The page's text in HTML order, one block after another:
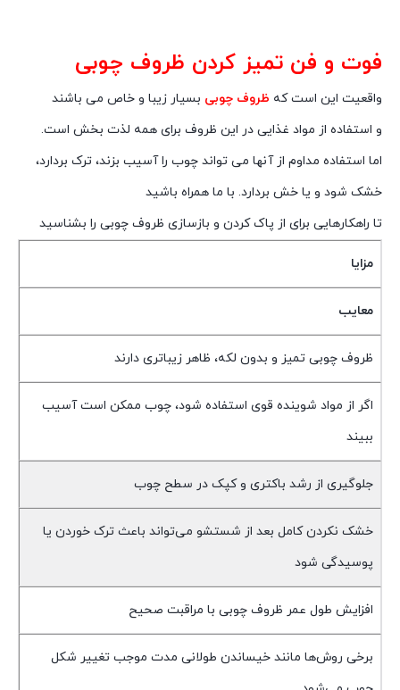
فوت و فن تمیز کردن ظروف چوبی
واقعیت این است که ظروف چوبی بسیار زیبا و خاص می باشند
و استفاده از مواد غذایی در این ظروف برای همه لذت بخش است.
اما استفاده مداوم از آنها می تواند چوب را آسیب بزند، ترک بردارد،
خشک شود و یا خش بردارد. با ما همراه باشید
تا راهکارهایی برای از پاک کردن و بازسازی ظروف چوبی را بشناسید
مزایا
معایب
ظروف چوبی تمیز و بدون لکه، ظاهر زیباتری دارند
اگر از مواد شوینده قوی استفاده شود، چوب ممکن است آسیب
ببیند
جلوگیری از رشد باکتری و کپک در سطح چوب
خشک نکردن کامل بعد از شستشو می‌تواند باعث ترک خوردن یا
پوسیدگی شود
افزایش طول عمر ظروف چوبی با مراقبت صحیح
برخی روش‌ها مانند خیساندن طولانی مدت موجب تغییر شکل